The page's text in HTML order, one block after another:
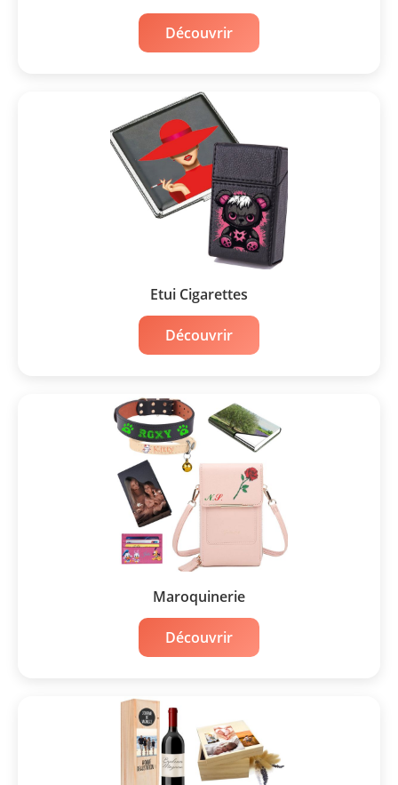
Découvrir
Etui Cigarettes
Découvrir
Maroquinerie
Découvrir